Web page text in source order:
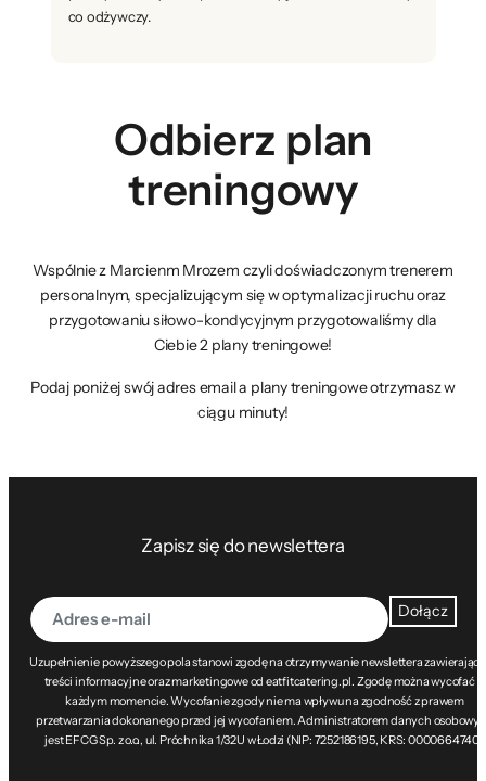
co odżywczy.
Odbierz plan
treningowy
Wspólnie z Marcienm Mrozem czyli doświadczonym trenerem
personalnym, specjalizującym się w optymalizacji ruchu oraz
przygotowaniu siłowo-kondycyjnym przygotowaliśmy dla
Ciebie 2 plany treningowe!
Podaj poniżej swój adres email a plany treningowe otrzymasz w
ciągu minuty!
Zapisz się do newslettera
Uzupełnienie powyższego pola stanowi zgodę na otrzymywanie newslettera
treści informacyjne oraz marketingowe od eatfitcatering.pl. Zgodę można wycofać w
każdym momencie. Wycofanie zgody nie ma wpływu na zgodność z prawem
przetwarzania dokonanego przed jej wycofaniem. Administratorem danych
jest EFCG Sp. z o.o., ul. Próchnika 1/32U w Łodzi (NIP: 7252186195, KRS: 0000664740).
Dołącz